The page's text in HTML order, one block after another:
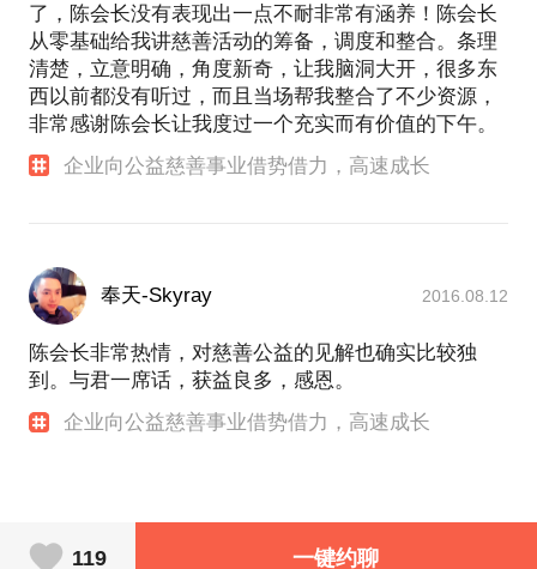
了，陈会长没有表现出一点不耐非常有涵养！陈会长
从零基础给我讲慈善活动的筹备，调度和整合。条理
清楚，立意明确，角度新奇，让我脑洞大开，很多东
西以前都没有听过，而且当场帮我整合了不少资源，
非常感谢陈会长让我度过一个充实而有价值的下午。
企业向公益慈善事业借势借力，高速成长
奉天-Skyray 2016.08.12
陈会长非常热情，对慈善公益的见解也确实比较独
到。与君一席话，获益良多，感恩。
企业向公益慈善事业借势借力，高速成长
119 一键约聊